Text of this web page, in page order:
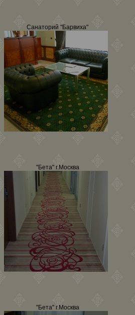
Санаторий "Барвиха"
"Бета" г.Москва
"Бета" г.Москва